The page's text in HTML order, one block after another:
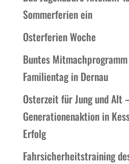
Sommerferien ein
Osterferien Woche
Buntes
Familientag in Dernau
Osterzeit für Jung und Alt
Generationenaktion in
Erfolg
Fahrsicherheitstraining